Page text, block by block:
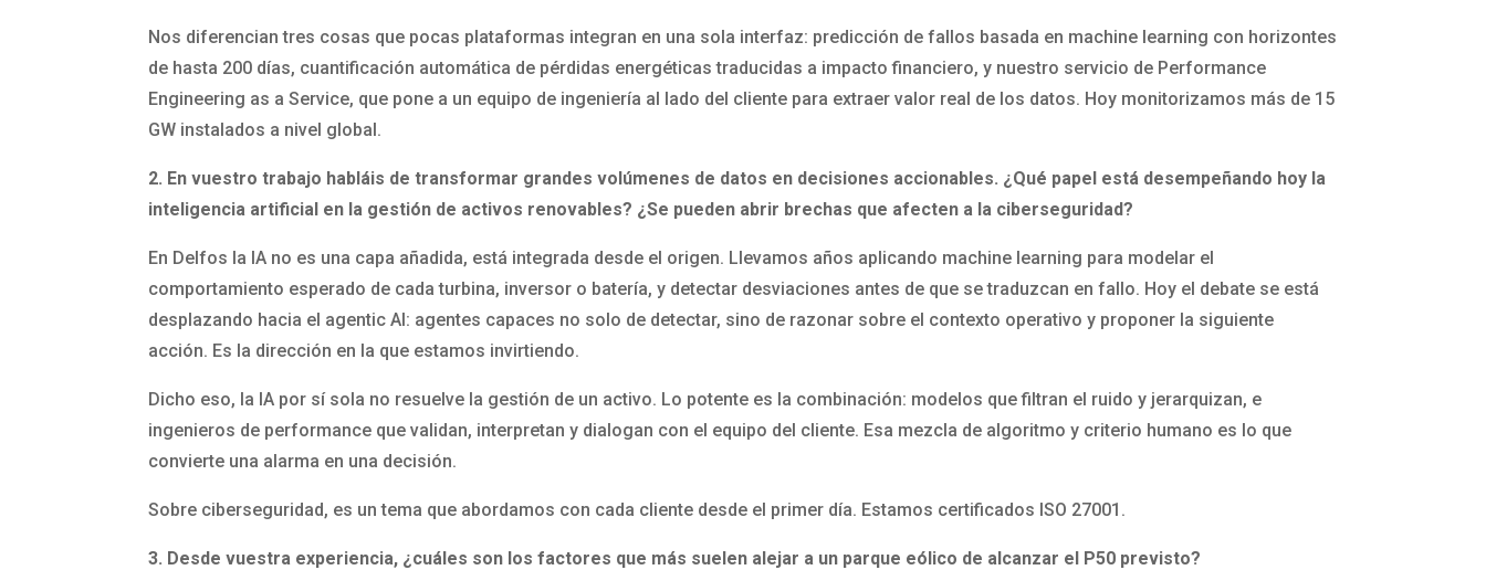
Nos diferencian tres cosas que pocas plataformas integran en una sola interfaz: predicción de fallos basada en machine learning con horizontes
de hasta 200 días, cuantificación automática de pérdidas energéticas traducidas a impacto financiero, y nuestro servicio de Performance
Engineering as a Service, que pone a un equipo de ingeniería al lado del cliente para extraer valor real de los datos. Hoy monitorizamos más de 15
GW instalados a nivel global.
2. En vuestro trabajo habláis de transformar grandes volúmenes de datos en decisiones accionables. ¿Qué papel está desempeñando hoy la
inteligencia artificial en la gestión de activos renovables? ¿Se pueden abrir brechas que afecten a la ciberseguridad?
En Delfos la IA no es una capa añadida, está integrada desde el origen. Llevamos años aplicando machine learning para modelar el
comportamiento esperado de cada turbina, inversor o batería, y detectar desviaciones antes de que se traduzcan en fallo. Hoy el debate se está
desplazando hacia el agentic AI: agentes capaces no solo de detectar, sino de razonar sobre el contexto operativo y proponer la siguiente
acción. Es la dirección en la que estamos invirtiendo.
Dicho eso, la IA por sí sola no resuelve la gestión de un activo. Lo potente es la combinación: modelos que filtran el ruido y jerarquizan, e
ingenieros de performance que validan, interpretan y dialogan con el equipo del cliente. Esa mezcla de algoritmo y criterio humano es lo que
convierte una alarma en una decisión.
Sobre ciberseguridad, es un tema que abordamos con cada cliente desde el primer día. Estamos certificados ISO 27001.
3. Desde vuestra experiencia, ¿cuáles son los factores que más suelen alejar a un parque eólico de alcanzar el P50 previsto?